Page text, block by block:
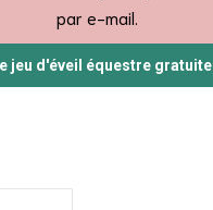
par e-mail.